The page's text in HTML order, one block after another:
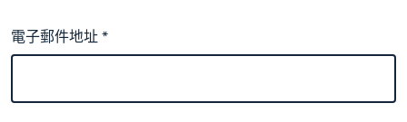
電子郵件地址*